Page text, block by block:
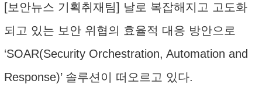
[보안뉴스 기획취재팀] 날로 복잡해지고 고도화
되고 있는 보안 위협의 효율적 대응 방안으로
‘SOAR(Security Orchestration, Automation and
Response)’ 솔루션이 떠오르고 있다.